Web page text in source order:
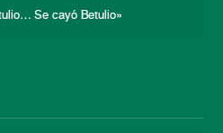
Se cayó Betulio»